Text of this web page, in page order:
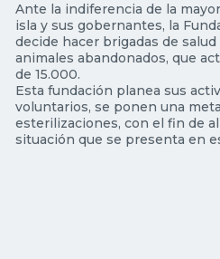
Ante la indiferencia de la
isla y sus gobernantes, la
decide hacer brigadas de
animales abandonados, que
de 15.000.
Esta fundación planea sus
voluntarios, se ponen una
esterilizaciones, con el fin de
situación que se presenta en